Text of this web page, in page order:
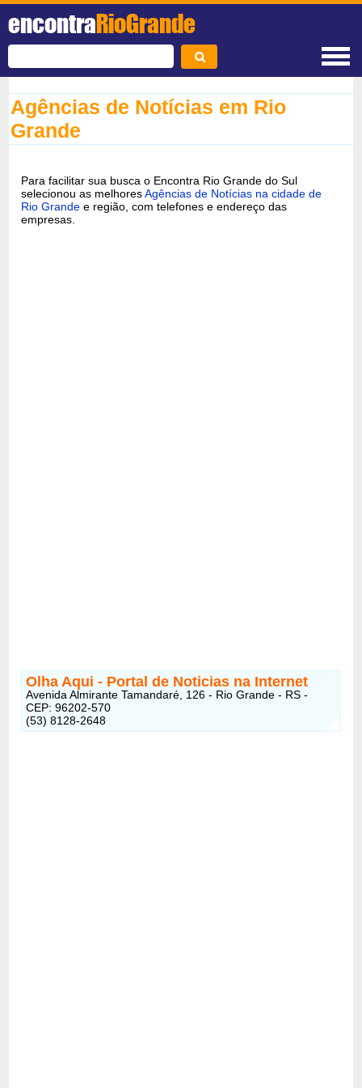
encontraRioGrande
Agências de Notícias em Rio
Grande
Para facilitar sua busca o Encontra Rio Grande do Sul
selecionou as melhoresAgências de Notícias na cidade de
Rio Grande e região, com telefones e endereço das
empresas.
Olha Aqui - Portal de Noticias na Internet
Avenida Almirante Tamandaré, 126 - Rio Grande - RS -
CEP: 96202-570
(53) 8128-2648